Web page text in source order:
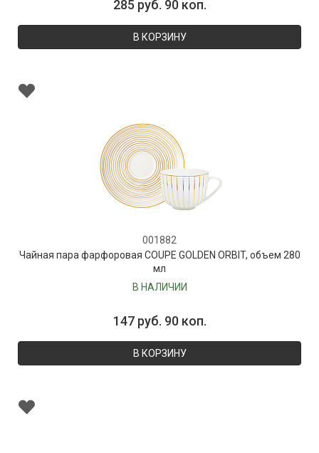
285 руб. 90 коп.
В КОРЗИНУ
001882
Чайная пара фарфоровая COUPE GOLDEN ORBIT, объем 280
мл
В НАЛИЧИИ
147 руб. 90 коп.
В КОРЗИНУ